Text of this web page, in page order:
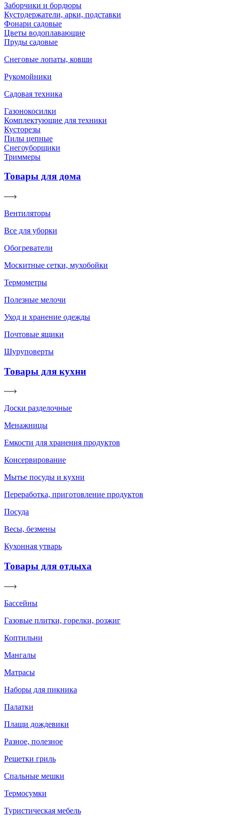
Заборчики и бордюры
Кустодержатели, арки, подставки
Фонари садовые
Цветы водоплавающие
Пруды садовые
Снеговые лопаты, ковши
Рукомойники
Садовая техника
Газонокосилки
Комплектующие для техники
Кусторезы
Пилы цепные
Снегоуборщики
Триммеры
Товары для дома
Вентиляторы
Все для уборки
Обогреватели
Москитные сетки, мухобойки
Термометры
Полезные мелочи
Уход и хранение одежды
Почтовые ящики
Шуруповерты
Товары для кухни
Доски разделочные
Менажницы
Емкости для хранения продуктов
Консервирование
Мытье посуды и кухни
Переработка, приготовление продуктов
Посуда
Весы, безмены
Кухонная утварь
Товары для отдыха
Бассейны
Газовые плитки, горелки, розжиг
Коптильни
Мангалы
Матрасы
Наборы для пикника
Палатки
Плащи дождевики
Разное, полезное
Решетки гриль
Спальные мешки
Термосумки
Туристическая мебель